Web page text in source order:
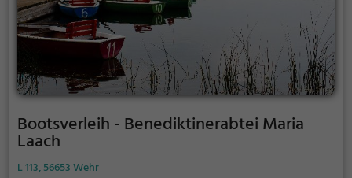
Bootsverleih - Benediktinerabtei Maria
Laach
L 113, 56653 Wehr